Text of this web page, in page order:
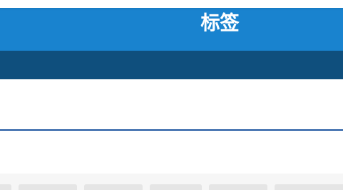
标签